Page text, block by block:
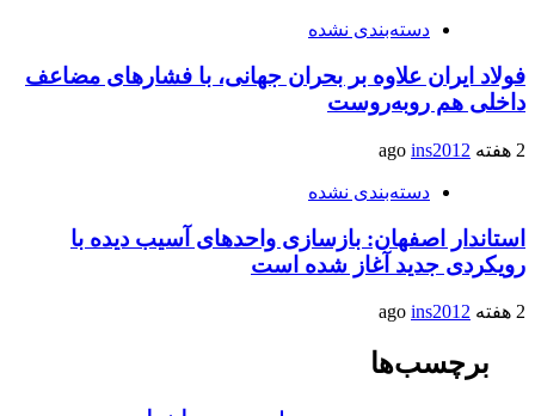
دسته‌بندی نشده
فولاد ایران علاوه بر بحران جهانی، با فشارهای مضاعف
داخلی هم روبه‌روست
2 هفته ago ins2012
دسته‌بندی نشده
استاندار اصفهان: بازسازی واحدهای آسیب دیده با
رویکردی جدید آغاز شده است
2 هفته ago ins2012
برچسب‌ها